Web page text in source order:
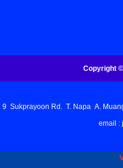
Copyright
9 Sukprayoon Rd. T. Napa A.
email :